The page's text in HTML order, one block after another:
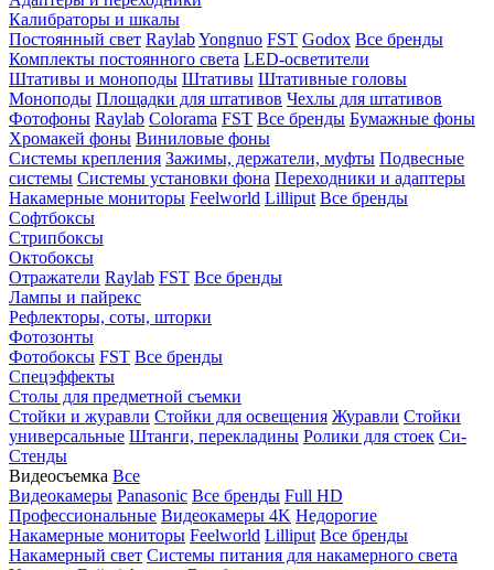
Калибраторы и шкалы
Постоянный свет RaylabYongnuo FST Godox Все бренды
Комплекты постоянного света LED-осветители
Штативы и моноподы Штативы Штативные головы
Моноподы Площадки для штативов Чехлы для штативов
Фотофоны Raylab Colorama FST Все бренды Бумажные фоны
Хромакей фоны Виниловые фоны
Системы крепления Зажимы, держатели, муфты Подвесные
системы Системы установки фона Переходники и адаптеры
Накамерные мониторы Feelworld Lilliput Все бренды
Софтбоксы
Стрипбоксы
Октобоксы
Отражатели Raylab FST Все бренды
Лампы и пайрекс
Рефлекторы, соты, шторки
Фотозонты
Фотобоксы FST Все бренды
Спецэффекты
Столы для предметной съемки
Стойки и журавли Стойки для освещения Журавли Стойки
универсальные Штанги, перекладины Ролики для стоек Си-
Стенды
Видеосъемка Все
Видеокамеры Panasonic Все бренды Full HD
Профессиональные Видеокамеры 4K Недорогие
Накамерные мониторы Feelworld Lilliput Все бренды
Накамерный свет Системы питания для накамерного света